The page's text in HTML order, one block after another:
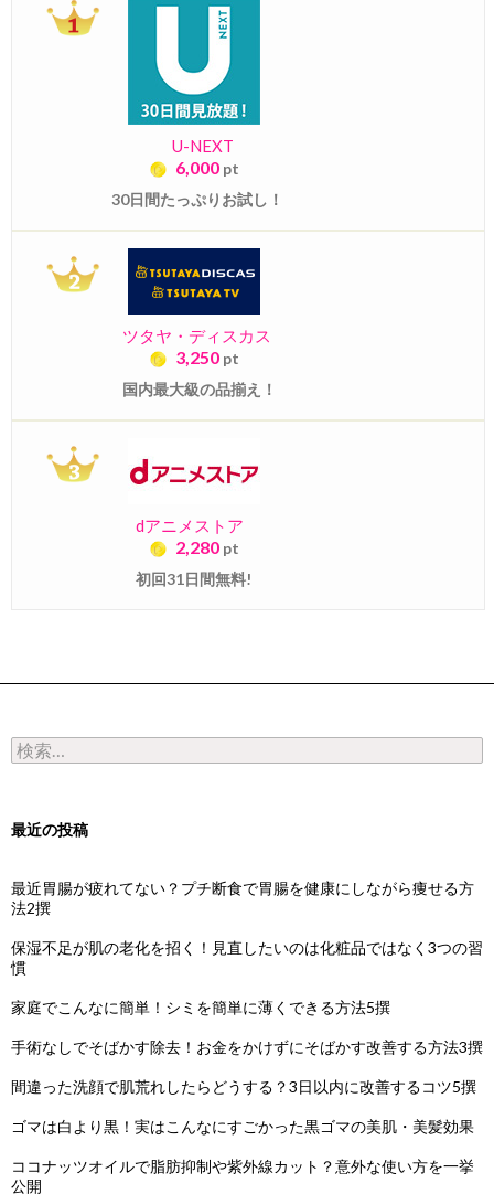
U-NEXT
6,000 pt
30日間たっぷりお試し！
ツタヤ・ディスカス
3,250 pt
国内最大級の品揃え！
dアニメストア
2,280 pt
初回31日間無料!
検索:
最近の投稿
最近胃腸が疲れてない？プチ断食で胃腸を健康にしながら痩せる方
法2撰
保湿不足が肌の老化を招く！見直したいのは化粧品ではなく3つの習
慣
家庭でこんなに簡単！シミを簡単に薄くできる方法5撰
手術なしでそばかす除去！お金をかけずにそばかす改善する方法3撰
間違った洗顔で肌荒れしたらどうする？3日以内に改善するコツ5撰
ゴマは白より黒！実はこんなにすごかった黒ゴマの美肌・美髪効果
ココナッツオイルで脂肪抑制や紫外線カット？意外な使い方を一挙
公開